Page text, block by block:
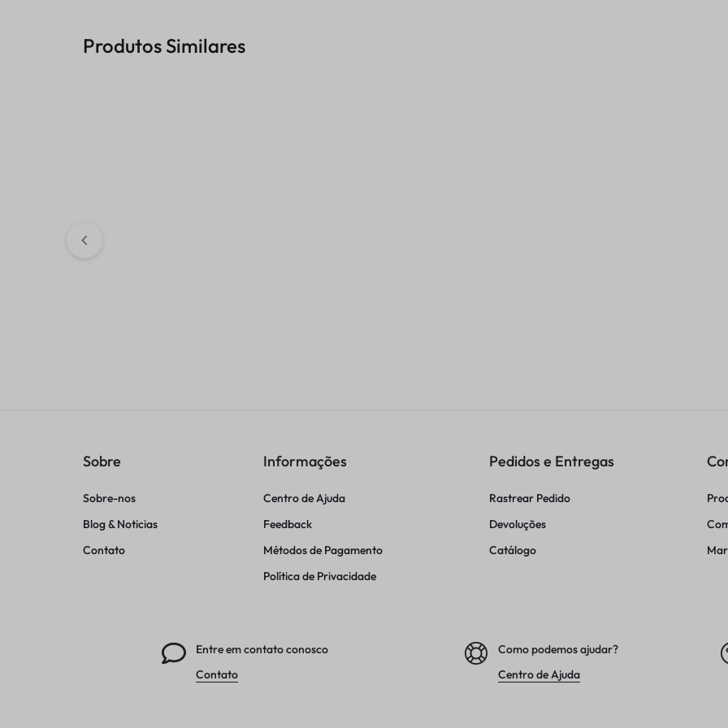
Produtos Similares
Sobre
Sobre-nos
Blog & Noticias
Contato
Informações
Centro de Ajuda
Feedback
Métodos de Pagamento
Política de Privacidade
Pedidos e Entregas
Rastrear Pedido
Devoluções
Catálogo
Entre em contato conosco
Contato
Como podemos ajudar?
Centro de Ajuda